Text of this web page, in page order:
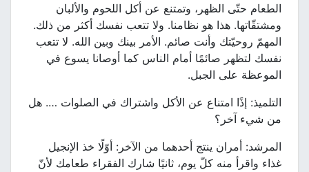
الطعام حتّى الظهر، وتمتنع عن أكل اللحوم والألبان
ومشتقّاتها. هذا هو نظامنا. ولا تتعب نفسك أكثر من ذلك.
المهمّ روحيّتك وأنت صائم. الأمر بينك وبين الله. لا تتعب
نفسك لتظهر صائمًا أمام الناس كما أوصانا يسوع في
الموعظة على الجبل.
التلميذ: إذًا امتناع عن الأكل واشتراك في الصلوات …. هل
من شيء آخر؟
المرشد: أمران ينتج أحدهما من الآخر: أوّلًا خذ الإنجيل
غذاء واقرأ منه كلّ يوم، ثانيًا شارك الفقراء طعامك لأنّ